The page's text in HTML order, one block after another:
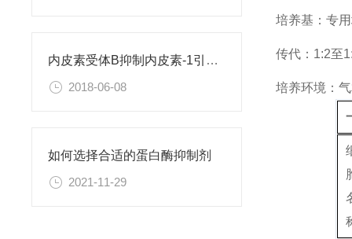
内皮素受体B抑制内皮素-1引起的肝星状细胞活化
2018-06-08
如何选择合适的蛋白酶抑制剂
2021-11-29
培养基：专
传代：1:2至
培养环境：